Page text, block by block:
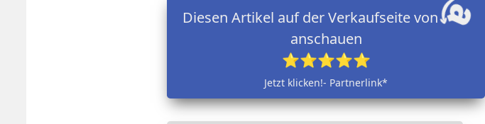
Diesen Artikel auf der Verkaufseite von
anschauen
⭐⭐⭐⭐⭐
Jetzt klicken!- Partnerlink*